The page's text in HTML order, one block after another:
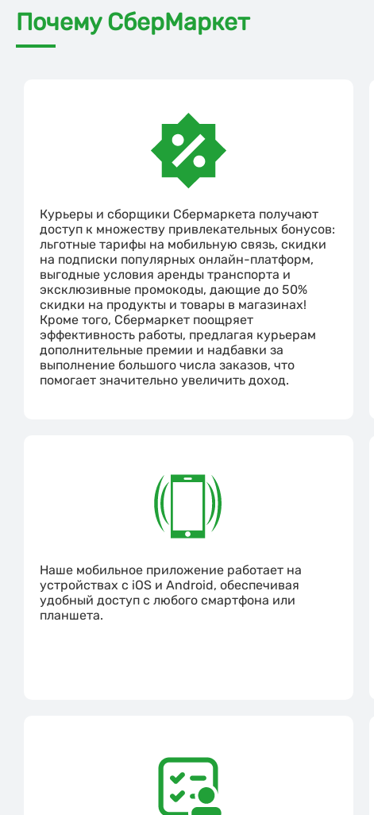
Почему СберМаркет
Курьеры и сборщики Сбермаркета получают
доступ к множеству привлекательных бонусов:
льготные тарифы на мобильную связь, скидки
на подписки популярных онлайн-платформ,
выгодные условия аренды транспорта и
эксклюзивные промокоды, дающие до 50%
скидки на продукты и товары в магазинах!
Кроме того, Сбермаркет поощряет
эффективность работы, предлагая курьерам
дополнительные премии и надбавки за
выполнение большого числа заказов, что
помогает значительно увеличить доход.
Наше мобильное приложение работает на
устройствах с iOS и Android, обеспечивая
удобный доступ с любого смартфона или
планшета.